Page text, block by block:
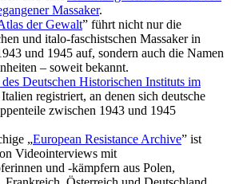
Massaker.
der Gewalt” führt nicht nur die
und italo-faschistschen Massaker in
und 1945 auf, sondern auch die Namen
– soweit bekannt.
Deutschen Historischen Instituts im
registriert, an denen sich deutsche
zwischen 1943 und 1945
„European Resistance Archive” ist
Videointerviews mit
und -kämpfern aus Polen,